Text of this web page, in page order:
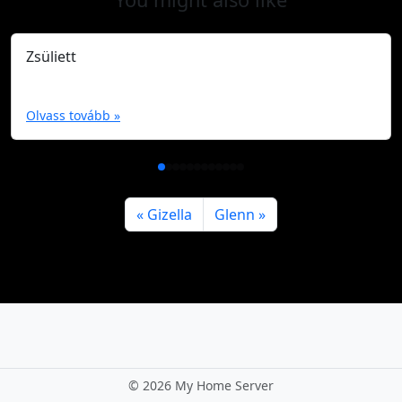
Zsüliett
Olvass tovább »
Gizella Glenn
© 2026 My Home Server